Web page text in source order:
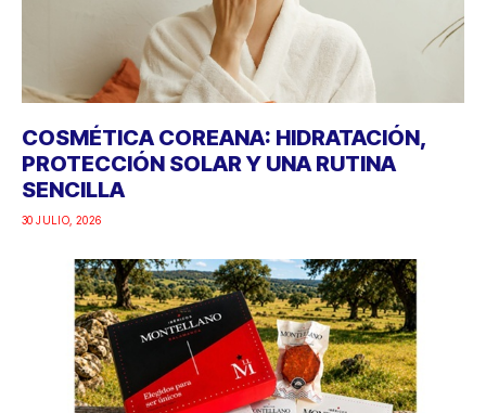
COSMÉTICA COREANA: HIDRATACIÓN,
PROTECCIÓN SOLAR Y UNA RUTINA
SENCILLA
30 JULIO, 2026